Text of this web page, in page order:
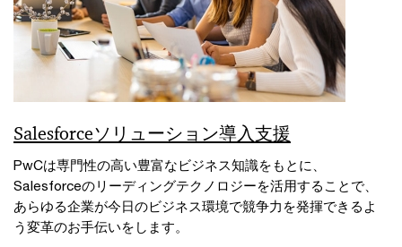
Salesforceソリューション導入支援
PwCは専門性の高い豊富なビジネス知識をもとに、
Salesforceのリーディングテクノロジーを活用することで、
あらゆる企業が今日のビジネス環境で競争力を発揮できるよ
う変革のお手伝いをします。